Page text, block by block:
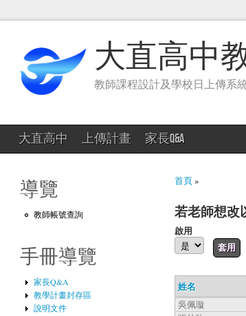
大直高中
教師課程設計及學校日上傳系
大直高中 上傳計畫 家長Q&A
導覽
教師帳號查詢
手冊導覽
家長Q&A
教學計畫封存區
說明文件
您在這裡
首頁»
若老師想改
啟用
姓名
吳佩璇